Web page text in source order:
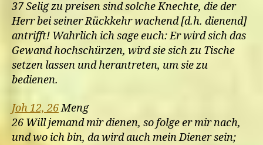
37 Selig zu preisen sind solche Knechte, die der
Herr bei seiner Rückkehr wachend [d.h. dienend]
antrifft! Wahrlich ich sage euch: Er wird sich das
Gewand hochschürzen, wird sie sich zu Tische
setzen lassen und herantreten, um sie zu
bedienen.
Joh 12, 26Meng
26 Will jemand mir dienen, so folge er mir nach,
und wo ich bin, da wird auch mein Diener sein;